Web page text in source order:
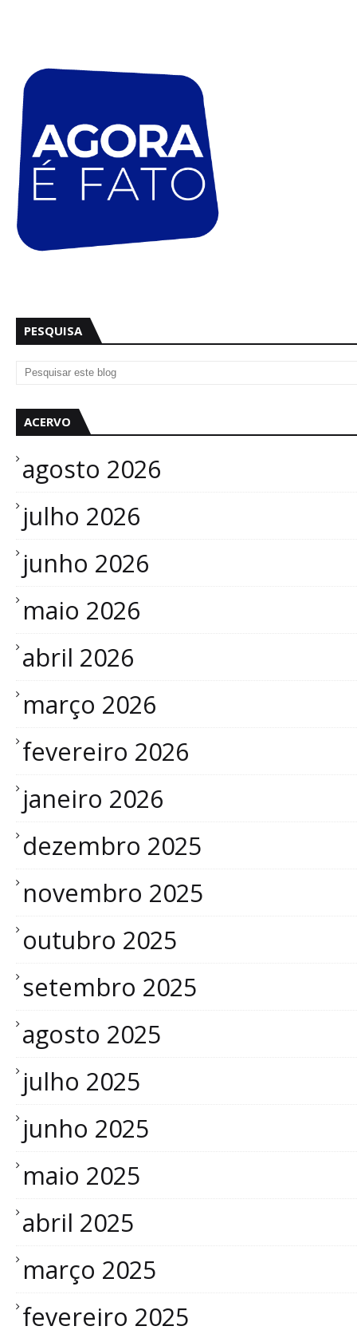
PESQUISA
ACERVO
agosto 2026
julho 2026
junho 2026
maio 2026
abril 2026
março 2026
fevereiro 2026
janeiro 2026
dezembro 2025
novembro 2025
outubro 2025
setembro 2025
agosto 2025
julho 2025
junho 2025
maio 2025
abril 2025
março 2025
fevereiro 2025